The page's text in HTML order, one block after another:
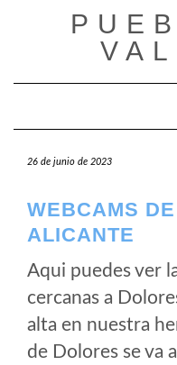
26 de junio de 2023
WEBCAMS
ALICANTE
Aqui puedes ver
cercanas a
alta en nuestra
de Dolores se va